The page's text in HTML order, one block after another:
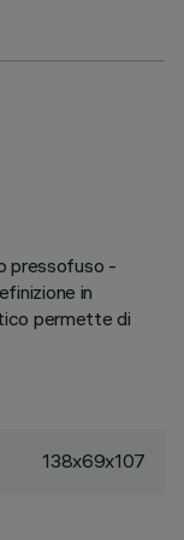
pressofuso -
in
permette di
138x69x107